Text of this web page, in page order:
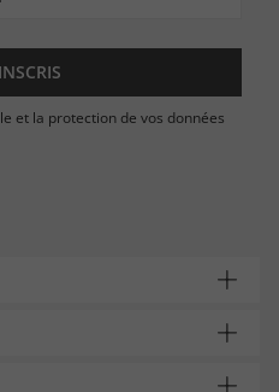
et la protection de vos données